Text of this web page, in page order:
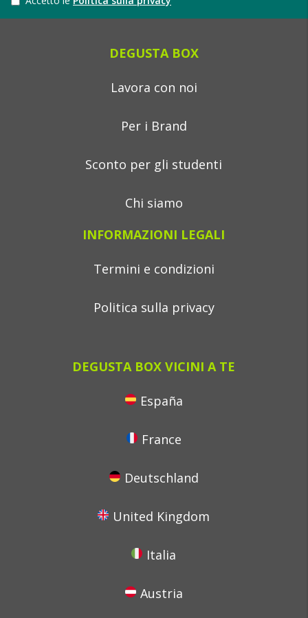
DEGUSTA BOX
Lavora con noi
Per i Brand
Sconto per gli studenti
Chi siamo
INFORMAZIONI LEGALI
Termini e condizioni
Politica sulla privacy
DEGUSTA BOX VICINI A TE
España
France
Deutschland
United Kingdom
Italia
Austria